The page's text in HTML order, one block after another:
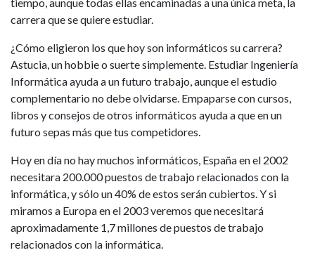
carrera que se quiere estudiar.
¿Cómo eligieron los que hoy son informáticos su carrera?
Astucia, un hobbie o suerte simplemente. Estudiar Ingeniería
Informática ayuda a un futuro trabajo, aunque el estudio
complementario no debe olvidarse. Empaparse con cursos,
libros y consejos de otros informáticos ayuda a que en un
futuro sepas más que tus competidores.
Hoy en día no hay muchos informáticos, España en el 2002
necesitara 200.000 puestos de trabajo relacionados con la
informática, y sólo un 40% de estos serán cubiertos. Y si
miramos a Europa en el 2003 veremos que necesitará
aproximadamente 1,7 millones de puestos de trabajo
relacionados con la informática.